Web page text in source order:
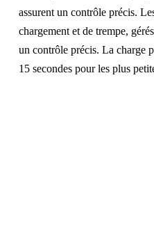
assurent un contrôle précis.
chargement et de trempe,
un contrôle précis. La charge
15 secondes pour les plus